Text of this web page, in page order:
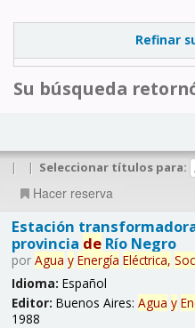
Refinar
Su búsqueda
| | Seleccionar títulos para:
Hacer reserva
Estación
provincia deRío Negro
por Agua y Energía Eléctrica,
Idioma: Español
Editor: Buenos Aires: Agua y
1988